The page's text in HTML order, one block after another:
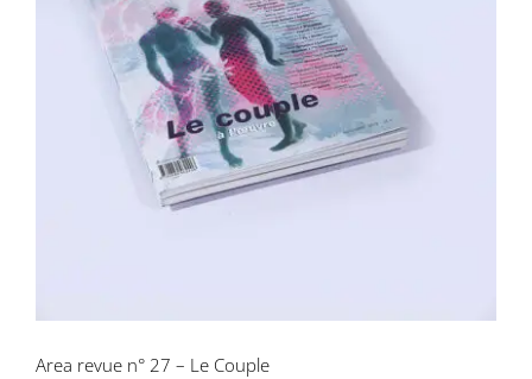
Area revue n° 27 – Le Couple
Area revue n° 27 – Le Couple